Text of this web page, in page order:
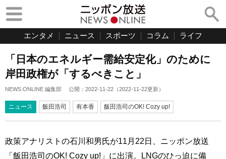
エンタメ ニュース スポーツ コラム ライフ
「日本のエネルギー需給安定化」のために
岸田政権が「するべきこと」
NEWS ONLINE 編集部 公開： 2022-11-22 （2022-11-22更新）
ニュース 飯田浩司 有本香 飯田浩司のOK! Cozy up!
政策アナリストの石川和男氏が11月22日、ニッポン放送
「飯田浩司のOK! Cozy up!」に出演。LNGのひっ迫に備